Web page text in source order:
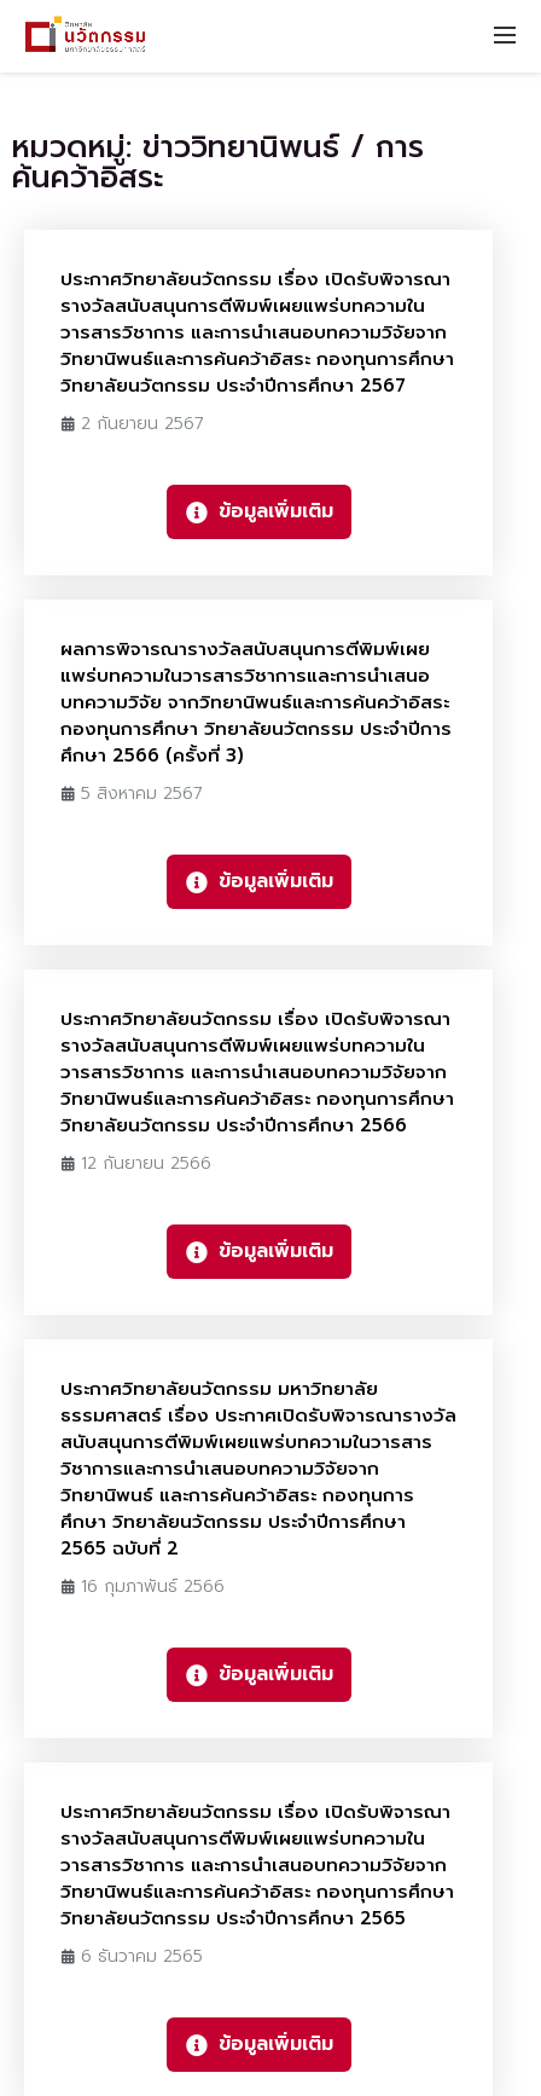
หมวดหมู่: ข่าววิทยานิพนธ์ / การ
ค้นคว้าอิสระ
ประกาศวิทยาลัยนวัตกรรม เรื่อง เปิดรับพิจารณา
รางวัลสนับสนุนการตีพิมพ์เผยแพร่บทความใน
วารสารวิชาการ และการนำเสนอบทความวิจัยจาก
วิทยานิพนธ์และการค้นคว้าอิสระ กองทุนการศึกษา
วิทยาลัยนวัตกรรม ประจำปีการศึกษา 2567
2 กันยายน 2567
ข้อมูลเพิ่มเติม
ผลการพิจารณารางวัลสนับสนุนการตีพิมพ์เผย
แพร่บทความในวารสารวิชาการและการนำเสนอ
บทความวิจัย จากวิทยานิพนธ์และการค้นคว้าอิสระ
กองทุนการศึกษา วิทยาลัยนวัตกรรม ประจำปีการ
ศึกษา 2566 (ครั้งที่ 3)
5 สิงหาคม 2567
ข้อมูลเพิ่มเติม
ประกาศวิทยาลัยนวัตกรรม เรื่อง เปิดรับพิจารณา
รางวัลสนับสนุนการตีพิมพ์เผยแพร่บทความใน
วารสารวิชาการ และการนำเสนอบทความวิจัยจาก
วิทยานิพนธ์และการค้นคว้าอิสระ กองทุนการศึกษา
วิทยาลัยนวัตกรรม ประจำปีการศึกษา 2566
12 กันยายน 2566
ข้อมูลเพิ่มเติม
ประกาศวิทยาลัยนวัตกรรม มหาวิทยาลัย
ธรรมศาสตร์ เรื่อง ประกาศเปิดรับพิจารณารางวัล
สนับสนุนการตีพิมพ์เผยแพร่บทความในวารสาร
วิชาการและการนำเสนอบทความวิจัยจาก
วิทยานิพนธ์ และการค้นคว้าอิสระ กองทุนการ
ศึกษา วิทยาลัยนวัตกรรม ประจำปีการศึกษา
2565 ฉบับที่ 2
16 กุมภาพันธ์ 2566
ข้อมูลเพิ่มเติม
ประกาศวิทยาลัยนวัตกรรม เรื่อง เปิดรับพิจารณา
รางวัลสนับสนุนการตีพิมพ์เผยแพร่บทความใน
วารสารวิชาการ และการนำเสนอบทความวิจัยจาก
วิทยานิพนธ์และการค้นคว้าอิสระ กองทุนการศึกษา
วิทยาลัยนวัตกรรม ประจำปีการศึกษา 2565
6 ธันวาคม 2565
ข้อมูลเพิ่มเติม